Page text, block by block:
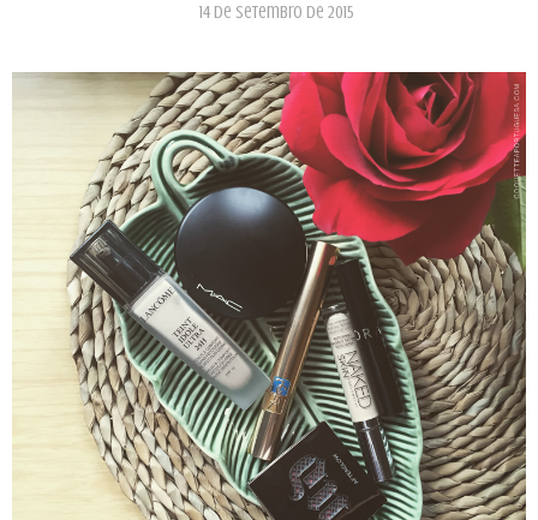
14 de setembro de 2015